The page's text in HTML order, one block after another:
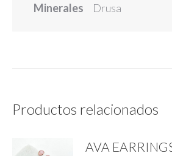
Minerales
Drusa
Productos relacionados
AVA